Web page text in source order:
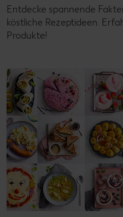
Entdecke spannende
köstliche Rezeptideen.
Produkte!